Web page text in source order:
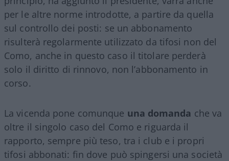
per le altre norme introdotte, a partire da quella
sul controllo dei posti: se un abbonamento
risulterà regolarmente utilizzato da tifosi non del
Como, anche in questo caso il titolare perderà
solo il diritto di rinnovo, non l’abbonamento in
corso.
La vicenda pone comunque una domanda che va
oltre il singolo caso del Como e riguarda il
rapporto, sempre più teso, tra i club e i propri
tifosi abbonati: fin dove può spingersi una società